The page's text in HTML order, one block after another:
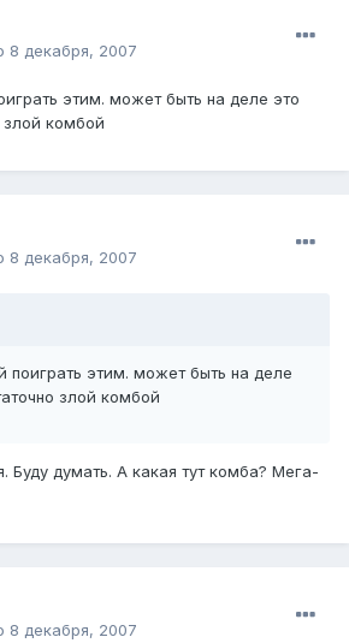
8 декабря, 2007
этим. может быть на деле это
злой комбой
8 декабря, 2007
поиграть этим. может быть на деле
злой комбой
думать. А какая тут комба? Мега-
8 декабря, 2007